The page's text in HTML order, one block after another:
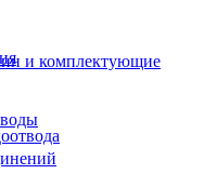
и комплектующие